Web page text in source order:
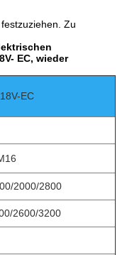
Zu
EC, wieder
EC
2000/2800
2600/3200